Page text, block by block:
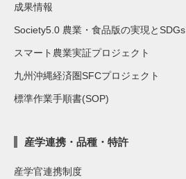
成果情報
Society5.0 農業・食品版の実現とSDGs
スマート農業実証プロジェクト
九州沖縄経済圏SFCプロジェクト
標準作業手順書(SOP)
産学連携・品種・特許
産学官連携制度